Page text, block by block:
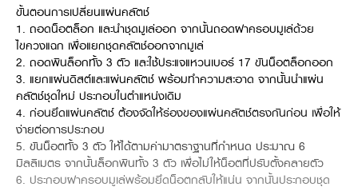
ขั้นตอนการเปลี่ยนแผ่นคลัตช์
1. ถอดน็อตล็อก และนำชุดมูเล่ออก จากนั้นถอดฝาครอบมูเล่ด้วย
ไขควงแฉก เพื่อแยกชุดคลัตช์ออกจากมูเล่
2. ถอดพินล็อกทั้ง 3 ตัว และใช้ประแจแหวนเบอร์ 17 ขันน็อตล็อกออก
3. แยกแผ่นดิสต์และแผ่นคลัตช์ พร้อมทำความสะอาด จากนั้นนำแผ่น
คลัตช์ชุดใหม่ ประกอบในตำแหน่งเดิม
4. ก่อนยึดแผ่นคลัตช์ ต้องจัดให้ร่องของแผ่นคลัตช์ตรงกันก่อน เพื่อให้
ง่ายต่อการประกอบ
5. ขันน็อตทั้ง 3 ตัว ให้ได้ตามค่ามาตราฐานที่กำหนด ประมาณ 6
มิลลิเมตร จากนั้นล็อกพินทั้ง 3 ตัว เพื่อไม่ให้น็อตที่ปรับตั้งคลายตัว
6. ประกอบฝาครอบมูเล่พร้อมยึดน็อตกลับให้แน่น จากนั้นประกอบชุด